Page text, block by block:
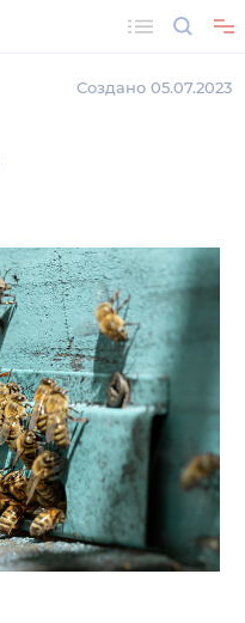
Создано 05.07.2023